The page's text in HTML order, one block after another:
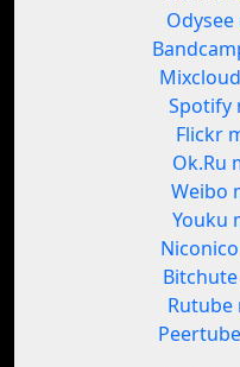
Spotify
Flickr
Ok.Ru
Weibo
Youku
Rutube